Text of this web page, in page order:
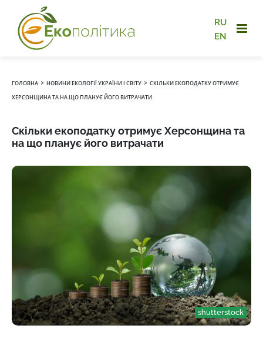
RU
EN
ГОЛОВНА › НОВИНИ ЕКОЛОГІЇ УКРАЇНИ І СВІТУ › СКІЛЬКИ ЕКОПОДАТКУ ОТРИМУЄ
ХЕРСОНЩИНА ТА НА ЩО ПЛАНУЄ ЙОГО ВИТРАЧАТИ
Скільки екоподатку отримує Херсонщина та
на що планує його витрачати
shutterstock